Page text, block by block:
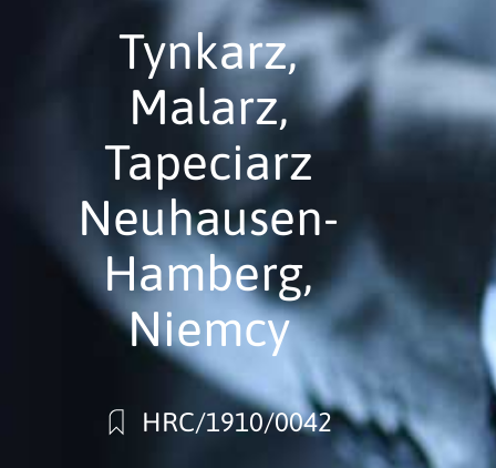
Tynkarz,
Malarz,
Tapeciarz
Neuhausen-
Hamberg,
Niemcy
HRC/1910/0042